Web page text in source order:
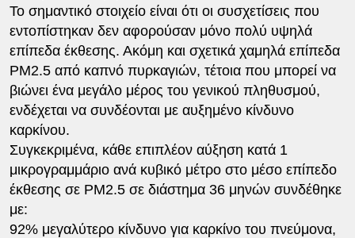
Το σημαντικό στοιχείο είναι ότι οι συσχετίσεις που
εντοπίστηκαν δεν αφορούσαν μόνο πολύ υψηλά
επίπεδα έκθεσης. Ακόμη και σχετικά χαμηλά επίπεδα
PM2.5 από καπνό πυρκαγιών, τέτοια που μπορεί να
βιώνει ένα μεγάλο μέρος του γενικού πληθυσμού,
ενδέχεται να συνδέονται με αυξημένο κίνδυνο
καρκίνου.
Συγκεκριμένα, κάθε επιπλέον αύξηση κατά 1
μικρογραμμάριο ανά κυβικό μέτρο στο μέσο επίπεδο
έκθεσης σε PM2.5 σε διάστημα 36 μηνών συνδέθηκε
με:
92% μεγαλύτερο κίνδυνο για καρκίνο του πνεύμονα,